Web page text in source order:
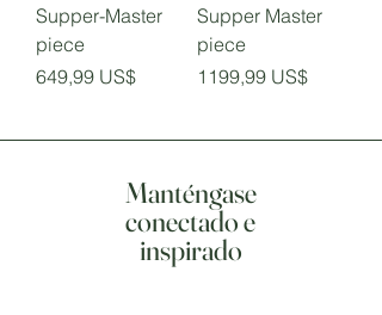
Supper-Master
piece
Precio
649,99 US$
Supper Master
piece
Precio
1199,99 US$
Manténgase
conectado e
inspirado